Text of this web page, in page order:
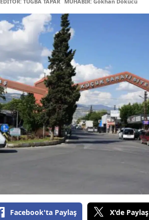
Facebook'ta Paylaş X'de Paylaş